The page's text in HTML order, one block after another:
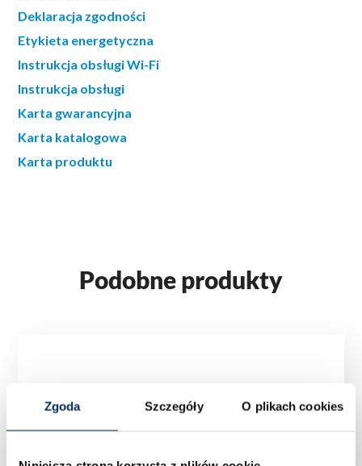
Zgoda Szczegóły O plikach cookies
Deklaracja zgodności
Etykieta energetyczna
Instrukcja obsługi Wi-Fi
Instrukcja obsługi
Karta gwarancyjna
Karta katalogowa
Karta produktu
Podobne produkty